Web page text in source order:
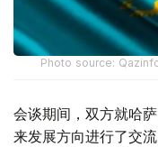
Photo source:
会谈期间，双方就哈
来发展方向进行了交